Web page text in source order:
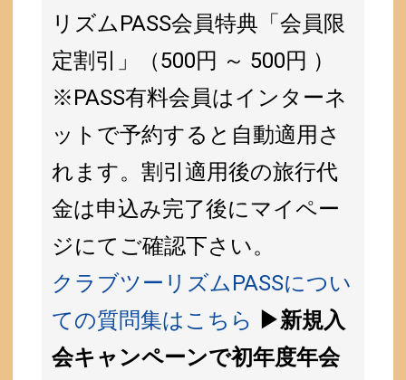
リズムPASS会員特典「会員限
定割引」（500円 ～ 500円 ）
※PASS有料会員はインターネ
ットで予約すると自動適用さ
れます。割引適用後の旅行代
金は申込み完了後にマイペー
ジにてご確認下さい。
クラブツーリズムPASSについ
ての質問集はこちら ▶新規入
会キャンペーンで初年度年会